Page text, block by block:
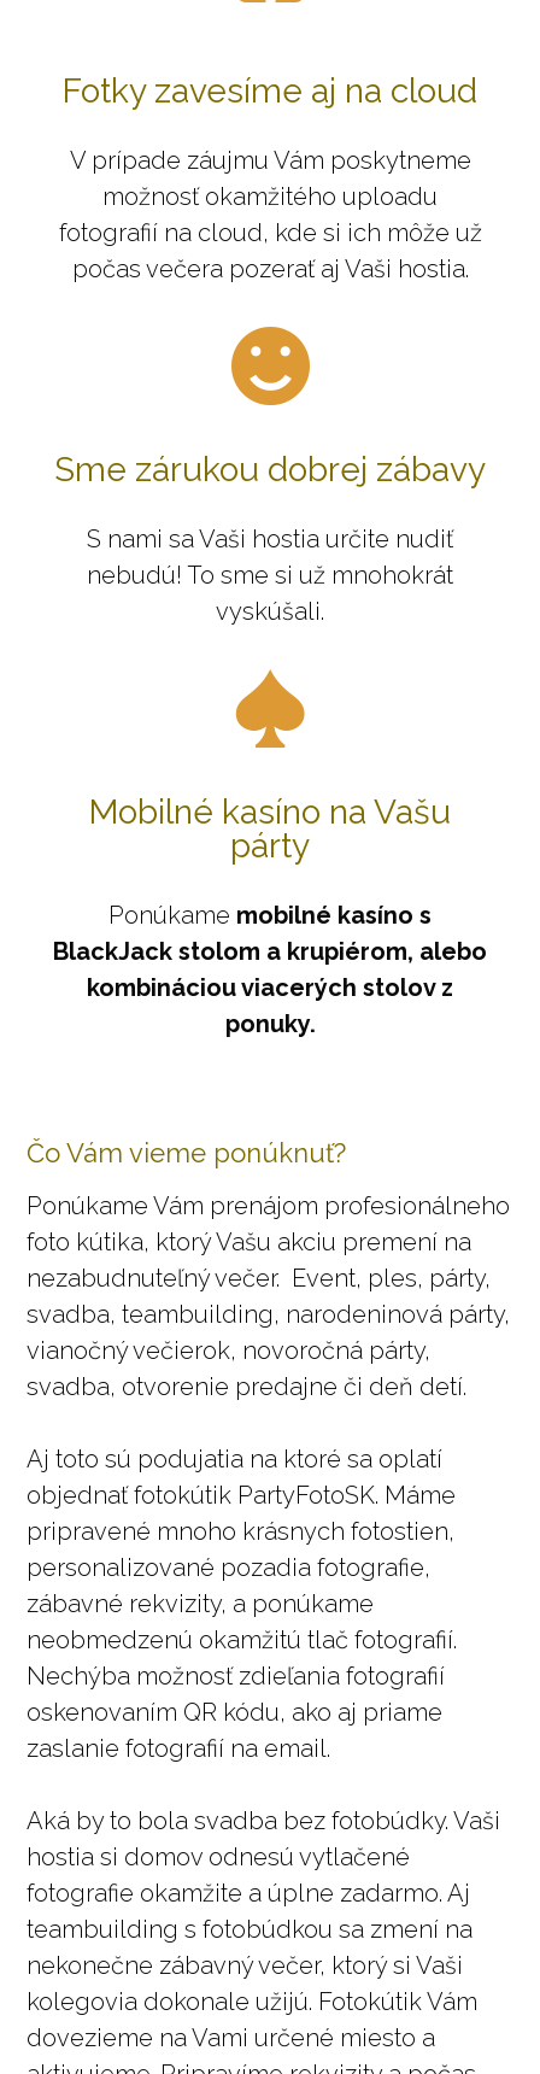
Fotky zavesíme aj na cloud
V prípade záujmu Vám poskytneme
možnosť okamžitého uploadu
fotografií na cloud, kde si ich môže už
počas večera pozerať aj Vaši hostia.
Sme zárukou dobrej zábavy
S nami sa Vaši hostia určite nudiť
nebudú! To sme si už mnohokrát
vyskúšali.
Mobilné kasíno na Vašu
párty
Ponúkame mobilné kasíno s
BlackJack stolom a krupiérom, alebo
kombináciou viacerých stolov z
ponuky.
Čo Vám vieme ponúknuť?
Ponúkame Vám prenájom profesionálneho
foto kútika, ktorý Vašu akciu premení na
nezabudnuteľný večer. Event, ples, párty,
svadba, teambuilding, narodeninová párty,
vianočný večierok, novoročná párty,
svadba, otvorenie predajne či deň detí.
Aj toto sú podujatia na ktoré sa oplatí
objednať fotokútik PartyFotoSK. Máme
pripravené mnoho krásnych fotostien,
personalizované pozadia fotografie,
zábavné rekvizity, a ponúkame
neobmedzenú okamžitú tlač fotografií.
Nechýba možnosť zdieľania fotografií
oskenovaním QR kódu, ako aj priame
zaslanie fotografií na email.
Aká by to bola svadba bez fotobúdky. Vaši
hostia si domov odnesú vytlačené
fotografie okamžite a úplne zadarmo. Aj
teambuilding s fotobúdkou sa zmení na
nekonečne zábavný večer, ktorý si Vaši
kolegovia dokonale užijú. Fotokútik Vám
dovezieme na Vami určené miesto a